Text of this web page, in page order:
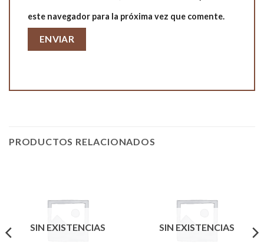
este navegador para la próxima vez que comente.
PRODUCTOS RELACIONADOS
SIN EXISTENCIAS SIN EXISTENCIAS